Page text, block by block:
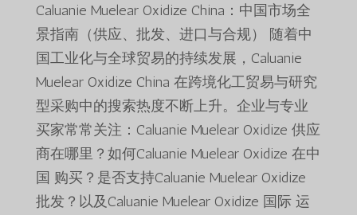
Caluanie Muelear Oxidize China：中国市场全
景指南（供应、批发、进口与合规） 随着中
国工业化与全球贸易的持续发展，Caluanie
Muelear Oxidize China 在跨境化工贸易与研究
型采购中的搜索热度不断上升。企业与专业
买家常常关注：Caluanie Muelear Oxidize 供应
商在哪里？如何Caluanie Muelear Oxidize 在中
国 购买？是否支持Caluanie Muelear Oxidize
批发？以及Caluanie Muelear Oxidize 国际 运